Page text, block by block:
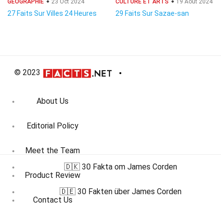
GÉOGRAPHIE 23 Oct 2024
27 Faits Sur Villes 24 Heures
CULTURE ET ARTS 19 Août 2024
29 Faits Sur Sazae-san
© 2023
About Us
Editorial Policy
Meet the Team
Product Review
Contact Us
🇩🇰 30 Fakta om James Corden
🇩🇪 30 Fakten über James Corden